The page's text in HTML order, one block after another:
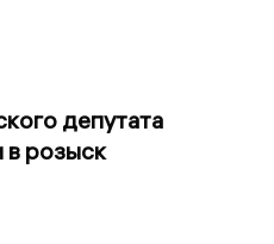
депутата
розыск